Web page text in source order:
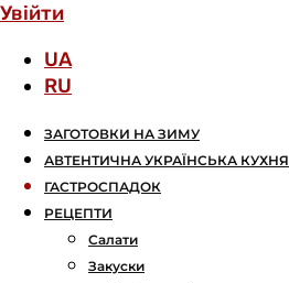
Увійти
UA
RU
ЗАГОТОВКИ НА ЗИМУ
АВТЕНТИЧНА УКРАЇНСЬКА КУХНЯ
ГАСТРОСПАДОК
РЕЦЕПТИ
Салати
Закуски